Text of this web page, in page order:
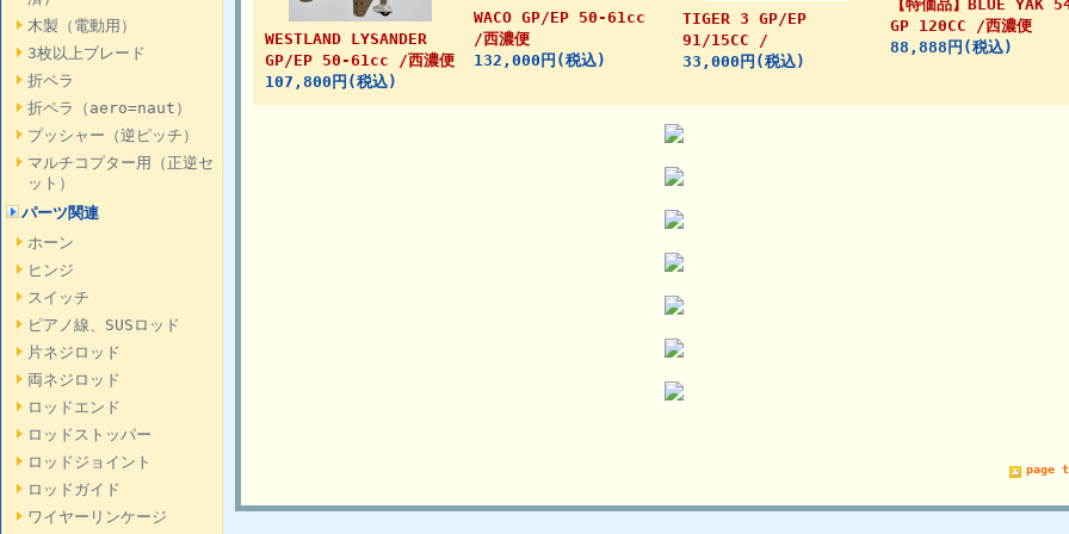
木製（電動用）
3枚以上ブレード
折ペラ
折ペラ（aero=naut）
プッシャー（逆ピッチ）
マルチコプター用（正逆セ
ット）
パーツ関連
ホーン
ヒンジ
スイッチ
ピアノ線、SUSロッド
片ネジロッド
両ネジロッド
ロッドエンド
ロッドストッパー
ロッドジョイント
ロッドガイド
ワイヤーリンケージ
WESTLAND LYSANDER
GP/EP 50-61cc /西濃便
107,800円(税込)
WACO GP/EP 50-61cc
/西濃便
132,000円(税込)
TIGER 3 GP/EP
91/15CC /
33,000円(税込)
【特価品】BLUE YAK
GP 120CC /西濃便
88,888円(税込)
page